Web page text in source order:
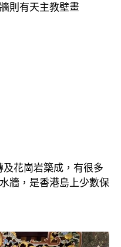
則有天主教壁畫
花崗岩築成，有很多
牆，是香港島上少數保